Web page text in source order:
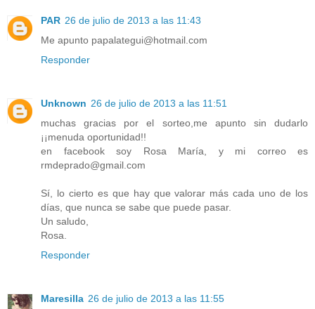
PAR 26 de julio de 2013 a las 11:43
Me apunto papalategui@hotmail.com
Responder
Unknown 26 de julio de 2013 a las 11:51
muchas gracias por el sorteo,me apunto sin dudarlo
¡¡menuda oportunidad!!
en facebook soy Rosa María, y mi correo es
rmdeprado@gmail.com
Sí, lo cierto es que hay que valorar más cada uno de los
días, que nunca se sabe que puede pasar.
Un saludo,
Rosa.
Responder
Maresilla 26 de julio de 2013 a las 11:55